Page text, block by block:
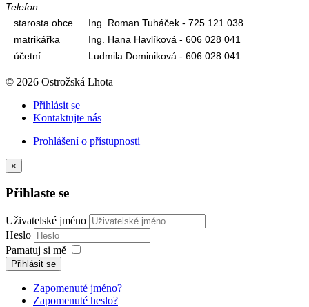
Telefon:
starosta obce
Ing. Roman Tuháček - 725 121 038
matrikářka
Ing. Hana Havlíková - 606 028 041
účetní
Ludmila Dominiková - 606 028 041
© 2026 Ostrožská Lhota
Přihlásit se
Kontaktujte nás
Prohlášení o přístupnosti
×
Přihlaste se
Uživatelské jméno
Heslo
Pamatuj si mě
Přihlásit se
Zapomenuté jméno?
Zapomenuté heslo?